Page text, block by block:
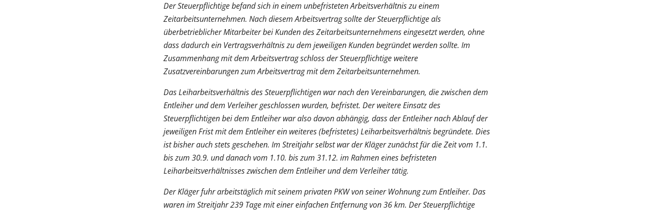
Der Steuerpflichtige befand sich in einem unbefristeten Arbeitsverhältnis zu einem
Zeitarbeitsunternehmen. Nach diesem Arbeitsvertrag sollte der Steuerpflichtige als
überbetrieblicher Mitarbeiter bei Kunden des Zeitarbeitsunternehmens eingesetzt werden, ohne
dass dadurch ein Vertragsverhältnis zu dem jeweiligen Kunden begründet werden sollte. Im
Zusammenhang mit dem Arbeitsvertrag schloss der Steuerpflichtige weitere
Zusatzvereinbarungen zum Arbeitsvertrag mit dem Zeitarbeitsunternehmen.
Das Leiharbeitsverhältnis des Steuerpflichtigen war nach den Vereinbarungen, die zwischen dem
Entleiher und dem Verleiher geschlossen wurden, befristet. Der weitere Einsatz des
Steuerpflichtigen bei dem Entleiher war also davon abhängig, dass der Entleiher nach Ablauf der
jeweiligen Frist mit dem Entleiher ein weiteres (befristetes) Leiharbeitsverhältnis begründete. Dies
ist bisher auch stets geschehen. Im Streitjahr selbst war der Kläger zunächst für die Zeit vom 1.1.
bis zum 30.9. und danach vom 1.10. bis zum 31.12. im Rahmen eines befristeten
Leiharbeitsverhältnisses zwischen dem Entleiher und dem Verleiher tätig.
Der Kläger fuhr arbeitstäglich mit seinem privaten PKW von seiner Wohnung zum Entleiher. Das
waren im Streitjahr 239 Tage mit einer einfachen Entfernung von 36 km. Der Steuerpflichtige